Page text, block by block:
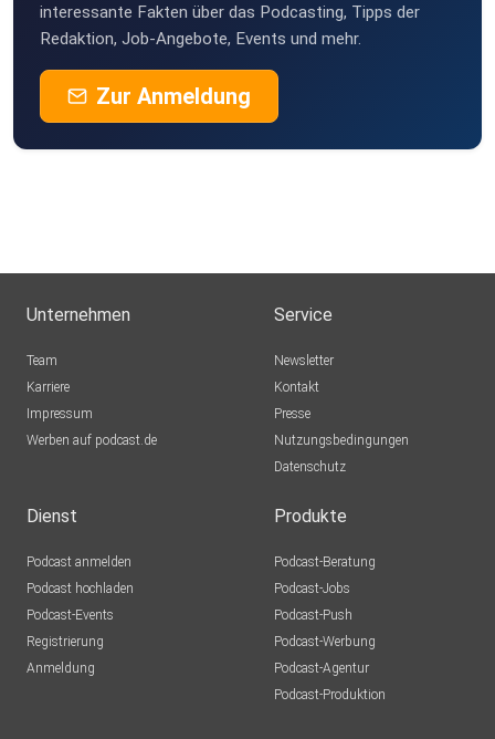
interessante Fakten über das Podcasting, Tipps der
Redaktion, Job-Angebote, Events und mehr.
Zur Anmeldung
Unternehmen
Team
Karriere
Impressum
Werben auf podcast.de
Service
Newsletter
Kontakt
Presse
Nutzungsbedingungen
Datenschutz
Dienst
Podcast anmelden
Podcast hochladen
Podcast-Events
Registrierung
Anmeldung
Produkte
Podcast-Beratung
Podcast-Jobs
Podcast-Push
Podcast-Werbung
Podcast-Agentur
Podcast-Produktion